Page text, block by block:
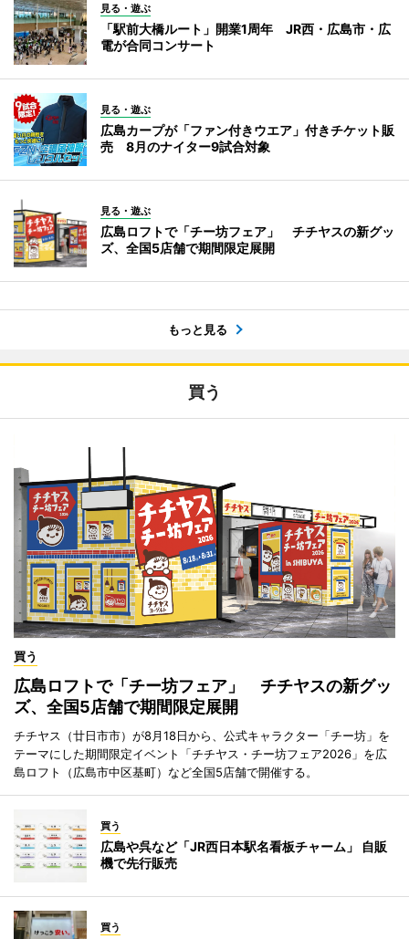
見る・遊ぶ
「駅前大橋ルート」開業1周年 JR西・広島市・広
電が合同コンサート
見る・遊ぶ
広島カープが「ファン付きウエア」付きチケット販
売 8月のナイター9試合対象
見る・遊ぶ
広島ロフトで「チー坊フェア」 チチヤスの新グッ
ズ、全国5店舗で期間限定展開
もっと見る
買う
買う
広島ロフトで「チー坊フェア」 チチヤスの新グッ
ズ、全国5店舗で期間限定展開
チチヤス（廿日市市）が8月18日から、公式キャラクター「チー坊」を
テーマにした期間限定イベント「チチヤス・チー坊フェア2026」を広
島ロフト（広島市中区基町）など全国5店舗で開催する。
買う
広島や呉など「JR西日本駅名看板チャーム」 自販
機で先行販売
買う